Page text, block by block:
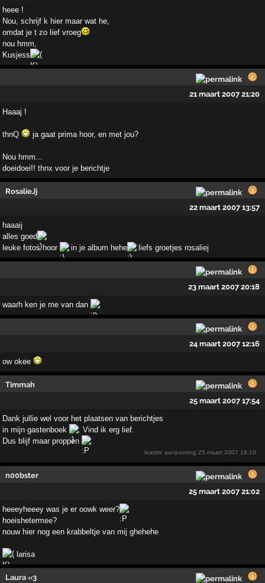
heee !
Nou, schrijf k hier maar wat he,
omdat je t zo lief vroeg
nou hmm,
Kusjess
21 maart 2007 21:20
Haaaj !
thnQ ja gaat prima hoor, en met jou?
Nou hmm...
doeidoei!! thnx voor je berichtje
RosalieJj
22 maart 2007 13:57
haaaij
alles goed
leuke fotos hoor
in je album hehe liefs groetjes rosaliej
23 maart 2007 20:18
waarh ken je me van dan
24 maart 2007 12:16
ow okee
Timmah
25 maart 2007 17:54
Dank jullie wel voor het plaatsen van berichtjes
in mijn gastenboek
. Vind ik erg lief.
Dus blijf maar proppen
laatste aanpassing25 maart 2007 18:19
n00bster
25 maart 2007 21:02
heeeyheeey was je er oowk weer?
hoeishetermee?
nouw hier nog een krabbeltje van mij ghehehe
larisa
Laura «3